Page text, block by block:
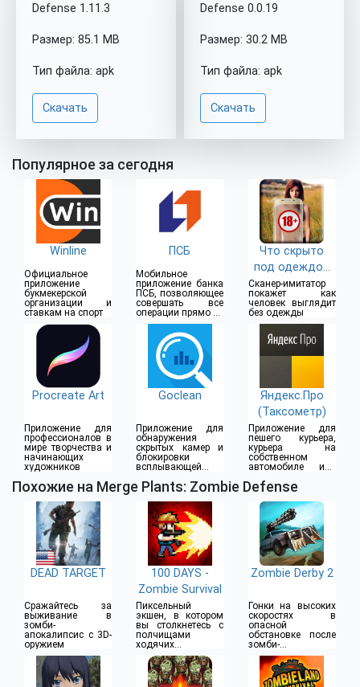
Defense 1.11.3
Размер: 85.1 MB
Тип файла: apk
Скачать
Defense 0.0.19
Размер: 30.2 MB
Тип файла: apk
Скачать
Популярное за сегодня
Winline
Официальное
приложение
букмекерской
организации и
ставкам на спорт
ПСБ
Мобильное
приложение банка
ПСБ, позволяющее
совершать все
операции прямо из
дома
Что скрыто
под одеждой
(18+)
Сканер-имитатор
покажет как
человек выглядит
без одежды
Procreate Art
Приложение для
профессионалов в
мире творчества и
начинающих
художников
Goclean
Приложение для
обнаружения
скрытых камер и
блокировки
всплывающей
Яндекс.Про
(Таксометр)
Приложение для
пешего курьера,
курьера на
собственном
автомобиле или
Похожие на Merge Plants: Zombie Defense
DEAD TARGET
Сражайтесь за
выживание в
зомби-
апокалипсис с 3D-
оружием
100 DAYS -
Zombie Survival
Пиксельный
экшен, в котором
вы столкнетесь с
полчищами
ходячих
мертвецов
Zombie Derby 2
Гонки на высоких
скоростях в
опасной
обстановке после
зомби-
аппокалипсиса